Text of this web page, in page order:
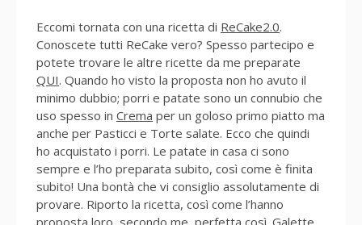
Eccomi tornata con una ricetta di ReCake2.0.
Conoscete tutti ReCake vero? Spesso partecipo e
potete trovare le altre ricette da me preparate
QUI. Quando ho visto la proposta non ho avuto il
minimo dubbio; porri e patate sono un connubio che
uso spesso in Crema per un goloso primo piatto ma
anche per Pasticci e Torte salate. Ecco che quindi
ho acquistato i porri. Le patate in casa ci sono
sempre e l’ho preparata subito, così come è finita
subito! Una bontà che vi consiglio assolutamente di
provare. Riporto la ricetta, così come l’hanno
proposta loro, secondo me, perfetta così. Galette